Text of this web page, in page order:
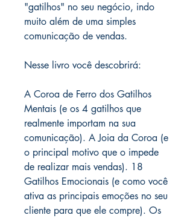
"gatilhos" no seu negócio, indo
muito além de uma simples
comunicação de vendas.
Nesse livro você descobrirá:
A Coroa de Ferro dos Gatilhos
Mentais (e os 4 gatilhos que
realmente importam na sua
comunicação). A Joia da Coroa (e
o principal motivo que o impede
de realizar mais vendas). 18
Gatilhos Emocionais (e como você
ativa as principais emoções no seu
cliente para que ele compre). Os